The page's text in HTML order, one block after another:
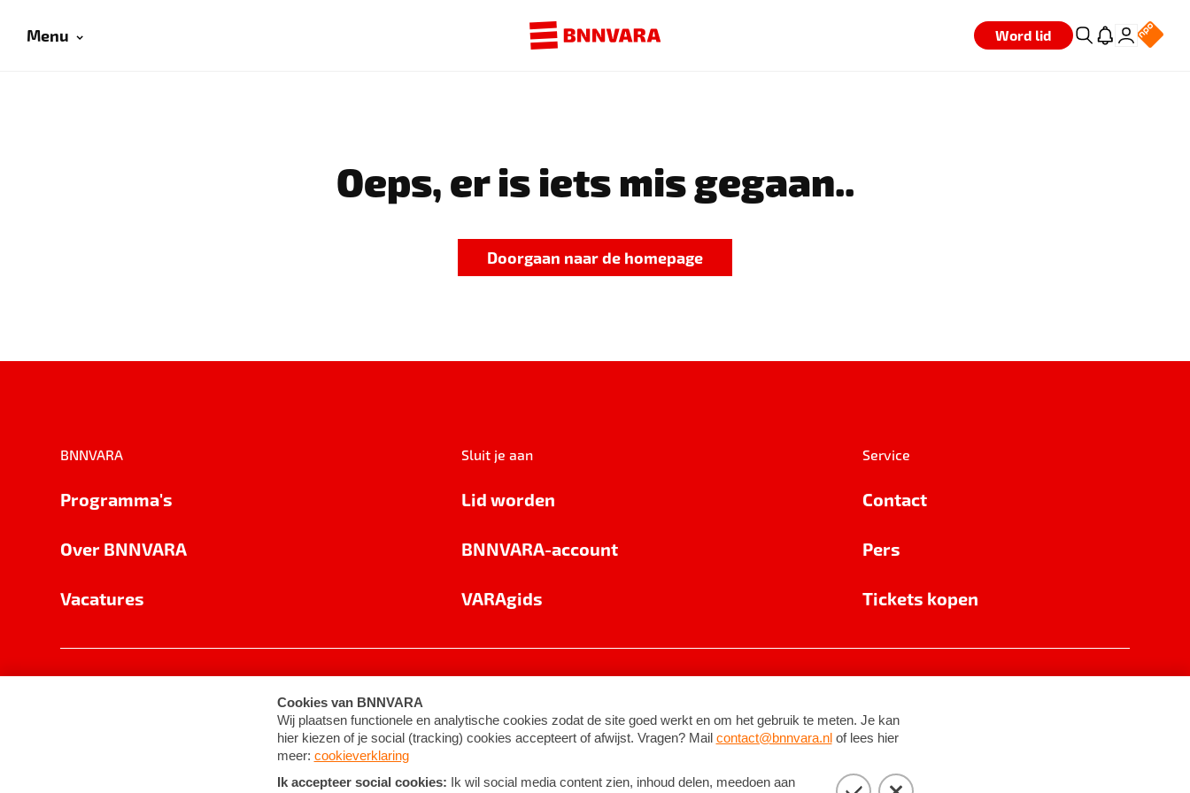
Menu Word lid
Oeps, er is iets mis gegaan..
Doorgaan naar de homepage
BNNVARA
Programma's
Over BNNVARA
Vacatures
Sluit je aan
Lid worden
BNNVARA-account
VARAgids
Service
Contact
Pers
Tickets kopen
Cookie-instellingen Algemene voorwaarden ©2026BNNVARA